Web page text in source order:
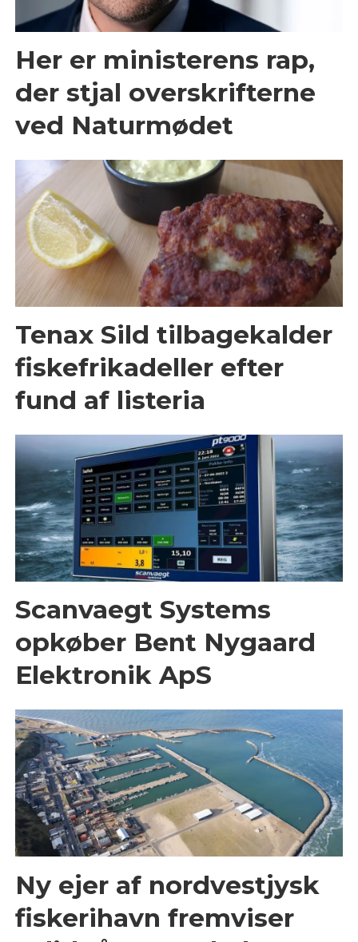
Her er ministerens rap,
der stjal overskrifterne
ved Naturmødet
Tenax Sild tilbagekalder
fiskefrikadeller efter
fund af listeria
Scanvaegt Systems
opkøber Bent Nygaard
Elektronik ApS
Ny ejer af nordvestjysk
fiskerihavn fremviser